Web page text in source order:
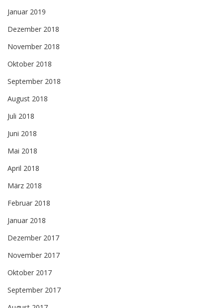
Januar 2019
Dezember 2018
November 2018
Oktober 2018
September 2018
August 2018
Juli 2018
Juni 2018
Mai 2018
April 2018
März 2018
Februar 2018
Januar 2018
Dezember 2017
November 2017
Oktober 2017
September 2017